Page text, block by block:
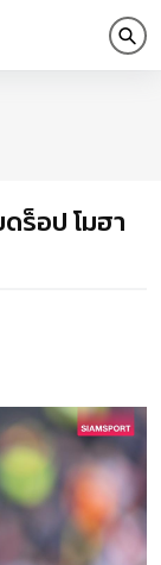
ร็อป โมฮา